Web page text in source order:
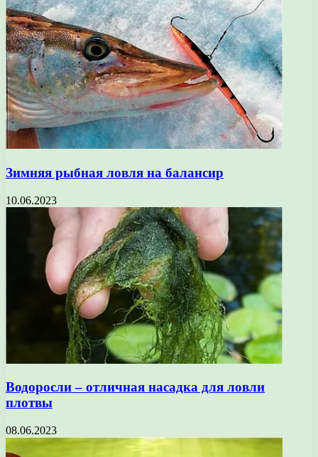
Зимняя рыбная ловля на балансир
10.06.2023
Водоросли – отличная насадка для ловли
плотвы
08.06.2023